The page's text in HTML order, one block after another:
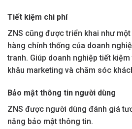
Tiết kiệm chi phí
ZNS cũng được triển khai như
hàng chính thống của doanh
tranh. Giúp doanh nghiệp tiết
khâu marketing và chăm sóc
Bảo mật thông tin người dùng
ZNS được người dùng đánh giá
năng bảo mật thông tin.